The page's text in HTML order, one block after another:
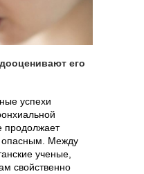
его
успехи
продолжает
опасным. Между
ученые,
свойственно